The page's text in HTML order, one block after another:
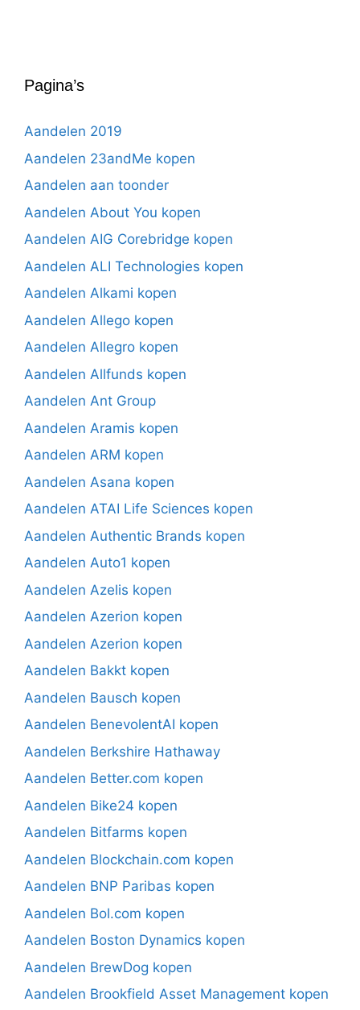
Pagina’s
Aandelen 2019
Aandelen 23andMe kopen
Aandelen aan toonder
Aandelen About You kopen
Aandelen AIG Corebridge kopen
Aandelen ALI Technologies kopen
Aandelen Alkami kopen
Aandelen Allego kopen
Aandelen Allegro kopen
Aandelen Allfunds kopen
Aandelen Ant Group
Aandelen Aramis kopen
Aandelen ARM kopen
Aandelen Asana kopen
Aandelen ATAI Life Sciences kopen
Aandelen Authentic Brands kopen
Aandelen Auto1 kopen
Aandelen Azelis kopen
Aandelen Azerion kopen
Aandelen Azerion kopen
Aandelen Bakkt kopen
Aandelen Bausch kopen
Aandelen BenevolentAI kopen
Aandelen Berkshire Hathaway
Aandelen Better.com kopen
Aandelen Bike24 kopen
Aandelen Bitfarms kopen
Aandelen Blockchain.com kopen
Aandelen BNP Paribas kopen
Aandelen Bol.com kopen
Aandelen Boston Dynamics kopen
Aandelen BrewDog kopen
Aandelen Brookfield Asset Management kopen